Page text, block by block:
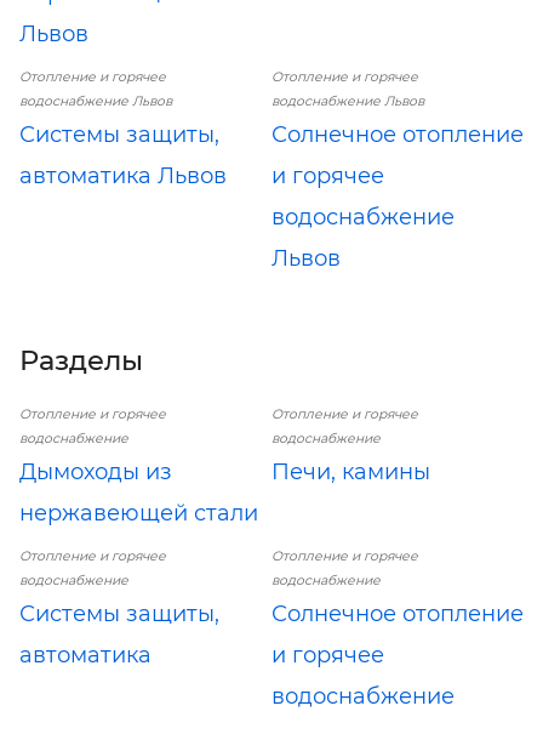
Львов
Отопление и горячее
водоснабжение Львов
Системы защиты,
автоматика Львов
Отопление и горячее
водоснабжение Львов
Солнечное отопление
и горячее
водоснабжение
Львов
Разделы
Отопление и горячее
водоснабжение
Дымоходы из
нержавеющей стали
Отопление и горячее
водоснабжение
Печи, камины
Отопление и горячее
водоснабжение
Системы защиты,
автоматика
Отопление и горячее
водоснабжение
Солнечное отопление
и горячее
водоснабжение